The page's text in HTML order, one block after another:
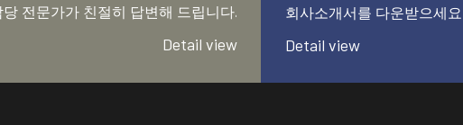
전문가가 친절히 답변해 드립니다.
Detail view
회사소개서를 다운받으세
Detail view